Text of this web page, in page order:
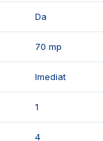
apartamentului
Da
70 mp
Imediat
1
4